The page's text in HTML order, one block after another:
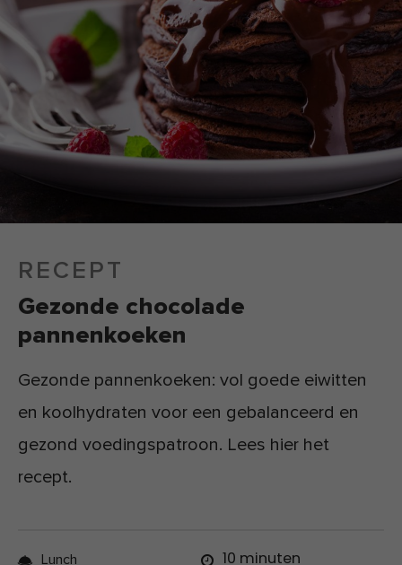
RECEPT
Gezonde chocolade
pannenkoeken
Gezonde pannenkoeken: vol goede eiwitten
en koolhydraten voor een gebalanceerd en
gezond voedingspatroon. Lees hier het
recept.
Lunch
10 minuten